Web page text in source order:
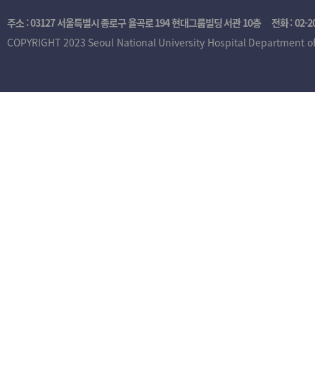
주소 : 03127 서울특별시 종로구 율곡로 194 현대그룹빌딩 서관 10층 전화 :02-
COPYRIGHT 2023 Seoul National University Hospital Department